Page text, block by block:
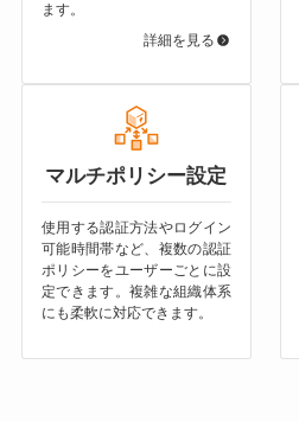
ます。
詳細を見る
マルチポリシー設定
使用する認証方法やログイン
可能時間帯など、複数の認証
ポリシーをユーザーごとに設
定できます。複雑な組織体系
にも柔軟に対応できます。